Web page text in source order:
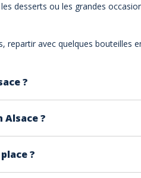
desserts ou les grandes
repartir avec quelques bouteilles
?
?
?